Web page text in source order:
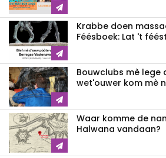
Krabbe doen
Féésboek: Lat 't
Bouwclubs mè lege
wet'ouwer kom mè
Waar komme de
Halwana vandaan?